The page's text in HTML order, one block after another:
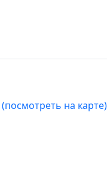
(посмотреть на карте)